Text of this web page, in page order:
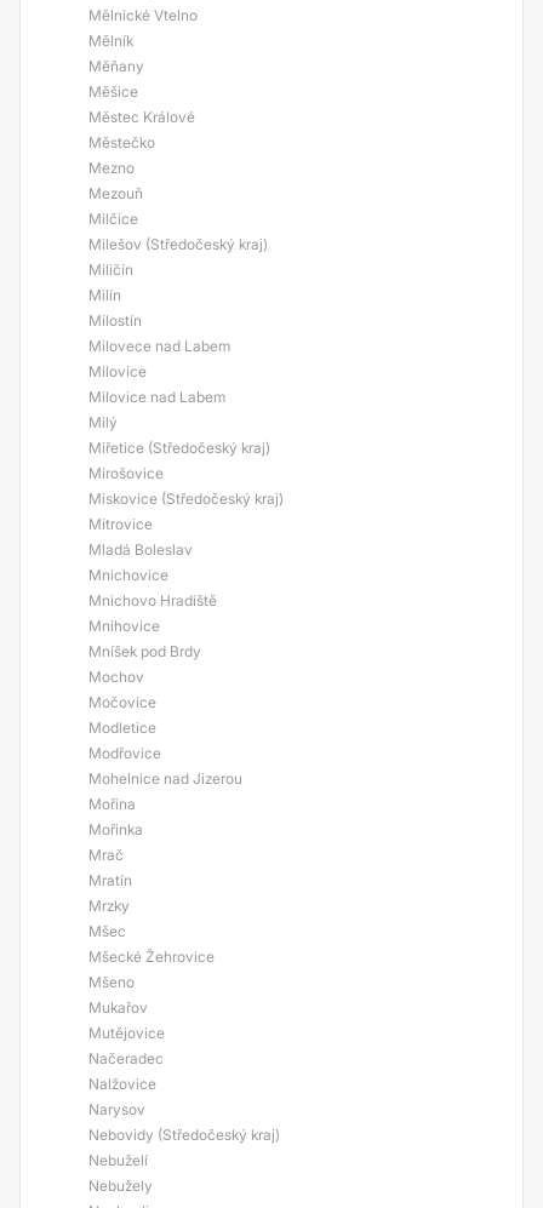
Mělnické Vtelno
Mělník
Měňany
Měšice
Městec Králové
Městečko
Mezno
Mezouň
Milčice
Milešov (Středočeský kraj)
Miličín
Milín
Milostín
Milovece nad Labem
Milovice
Milovice nad Labem
Milý
Miřetice (Středočeský kraj)
Mirošovice
Miskovice (Středočeský kraj)
Mitrovice
Mladá Boleslav
Mnichovice
Mnichovo Hradiště
Mnihovice
Mníšek pod Brdy
Mochov
Močovice
Modletice
Modřovice
Mohelnice nad Jizerou
Mořina
Mořinka
Mrač
Mratín
Mrzky
Mšec
Mšecké Žehrovice
Mšeno
Mukařov
Mutějovice
Načeradec
Nalžovice
Narysov
Nebovidy (Středočeský kraj)
Nebuželí
Nebužely